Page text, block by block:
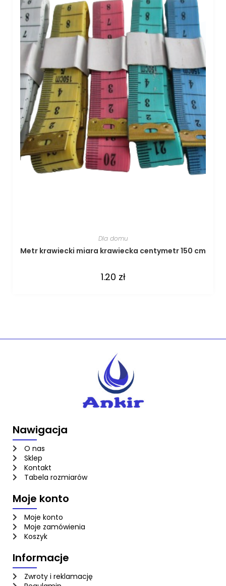
Dla domu
Metr krawiecki miara krawiecka centymetr 150 cm
1.20 zł
Nawigacja
O nas
Sklep
Kontakt
Tabela rozmiarów
Moje konto
Moje konto
Moje zamówienia
Koszyk
Informacje
Zwroty i reklamację